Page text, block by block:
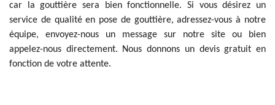
car la gouttière sera bien fonctionnelle. Si vous désirez un
service de qualité en pose de gouttière, adressez-vous à notre
équipe, envoyez-nous un message sur notre site ou bien
appelez-nous directement. Nous donnons un devis gratuit en
fonction de votre attente.